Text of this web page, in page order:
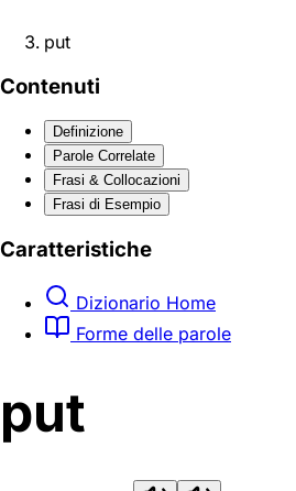
put
Contenuti
Definizione
Parole Correlate
Frasi & Collocazioni
Frasi di Esempio
Caratteristiche
Dizionario Home
Forme delle parole
put